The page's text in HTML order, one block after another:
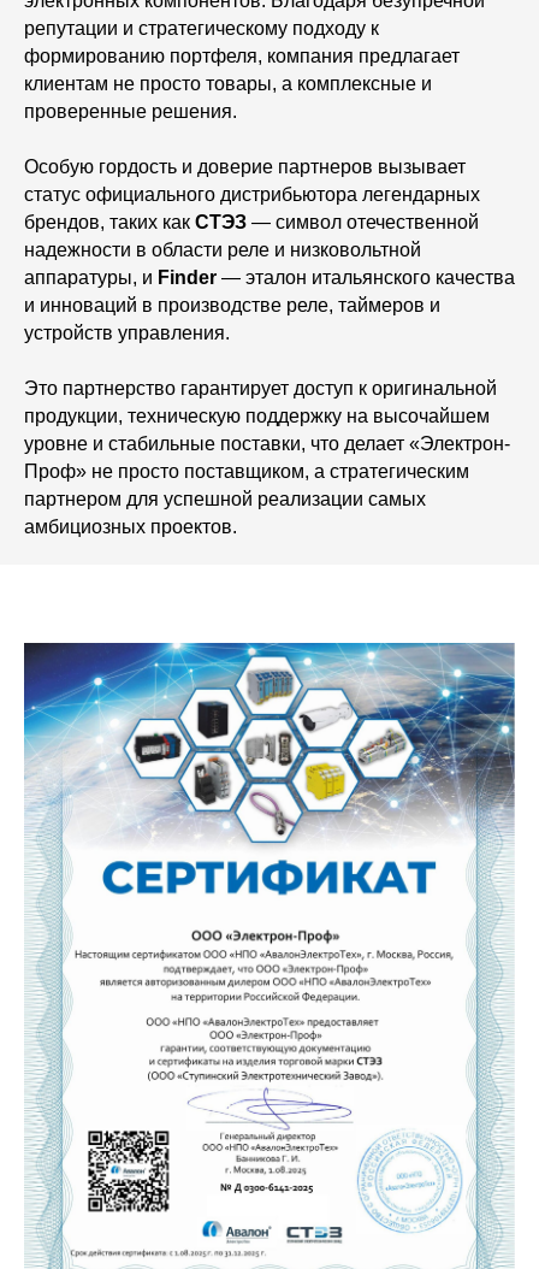
репутации и стратегическому подходу к
формированию портфеля, компания предлагает
клиентам не просто товары, а комплексные и
проверенные решения.
Особую гордость и доверие партнеров вызывает
статус официального дистрибьютора легендарных
брендов, таких как СТЭЗ — символ отечественной
надежности в области реле и низковольтной
аппаратуры, и Finder — эталон итальянского качества
и инноваций в производстве реле, таймеров и
устройств управления.
Это партнерство гарантирует доступ к оригинальной
продукции, техническую поддержку на высочайшем
уровне и стабильные поставки, что делает «Электрон-
Проф» не просто поставщиком, а стратегическим
партнером для успешной реализации самых
амбициозных проектов.